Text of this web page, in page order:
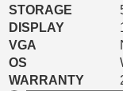
STORAGE
DISPLAY
VGA
OS
WARRANTY